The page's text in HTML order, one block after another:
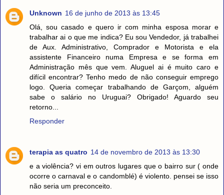
Unknown 16 de junho de 2013 às 13:45
Olá, sou casado e quero ir com minha esposa morar e
trabalhar ai o que me indica? Eu sou Vendedor, já trabalhei
de Aux. Administrativo, Comprador e Motorista e ela
assistente Financeiro numa Empresa e se forma em
Administração mês que vem. Aluguel ai é muito caro e
difícil encontrar? Tenho medo de não conseguir emprego
logo. Queria começar trabalhando de Garçom, alguém
sabe o salário no Uruguai? Obrigado! Aguardo seu
retorno...
Responder
terapia as quatro 14 de novembro de 2013 às 13:30
e a violência? vi em outros lugares que o bairro sur ( onde
ocorre o carnaval e o candomblé) é violento. pensei se isso
não seria um preconceito.